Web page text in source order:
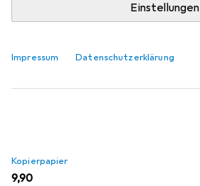
Einstellungen
Impressum Datenschutzerklärung
MulticopyFsc
457
Kopierpapier
EUR
9,90